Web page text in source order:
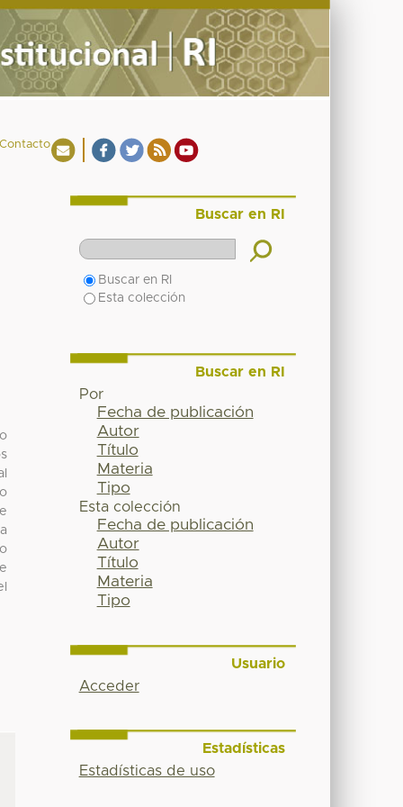
Buscar en RI
Buscar en RI
Esta colección
Buscar en RI
Por
Fecha de publicación
Autor
Título
Materia
Tipo
Esta colección
Fecha de publicación
Autor
Título
Materia
Tipo
Usuario
Acceder
Estadísticas
Estadísticas de uso